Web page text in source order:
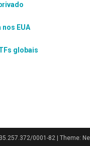
nos EUA
globais
0001-82 Theme: